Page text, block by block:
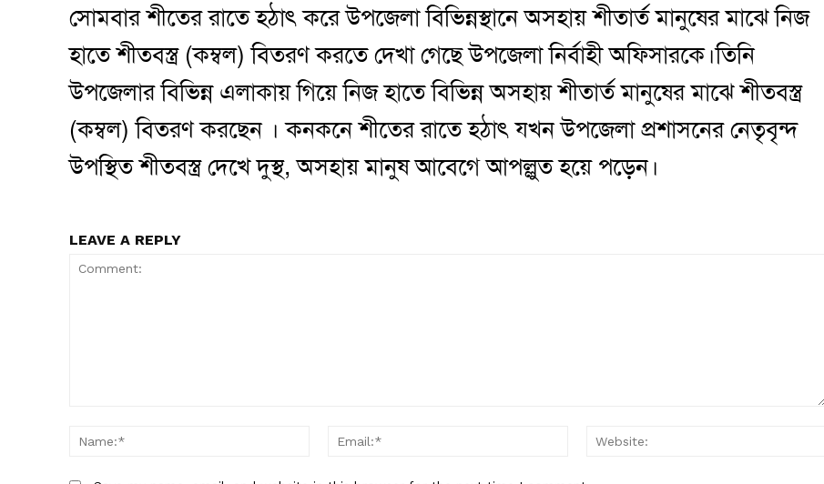
সোমবার শীতের রাতে হঠাৎ করে উপজেলা বিভিন্নস্থানে অসহায় শীতার্ত মানুষের মাঝে নিজ
হাতে শীতবস্ত্র (কম্বল) বিতরণ করতে দেখা গেছে উপজেলা নির্বাহী অফিসারকে।তিনি
উপজেলার বিভিন্ন এলাকায় গিয়ে নিজ হাতে বিভিন্ন অসহায় শীতার্ত মানুষের মাঝে শীতবস্ত্র
(কম্বল) বিতরণ করছেন । কনকনে শীতের রাতে হঠাৎ যখন উপজেলা প্রশাসনের নেতৃবৃন্দ
উপস্থিত শীতবস্ত্র দেখে দুস্থ, অসহায় মানুষ আবেগে আপল্লুত হয়ে পড়েন।
LEAVE A REPLY
Name:* Email:*